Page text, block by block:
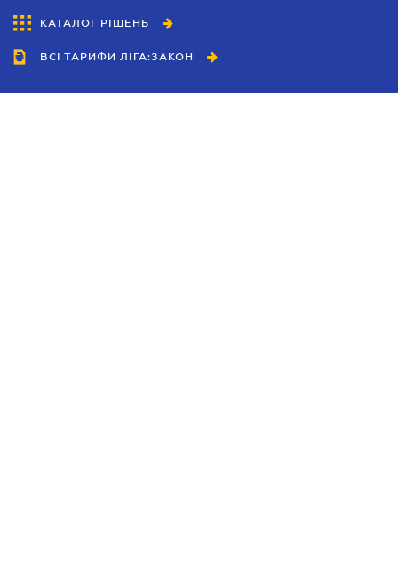
КАТАЛОГ РІШЕНЬ
ВСІ ТАРИФИ ЛІГА:ЗАКОН